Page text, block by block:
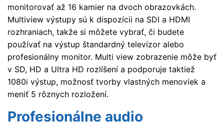
monitorovať až 16 kamier na dvoch obrazovkách.
Multiview výstupy sú k dispozícii na SDI a HDMI
rozhraniach, takže si môžete vybrať, či budete
používať na výstup štandardný televízor alebo
profesionálny monitor. Multi view zobrazenie môže byť
v SD, HD a Ultra HD rozlíšení a podporuje taktiež
1080i výstup, možnosť tvorby vlastných menoviek a
meniť 5 rôznych rozložení.
Profesionálne audio